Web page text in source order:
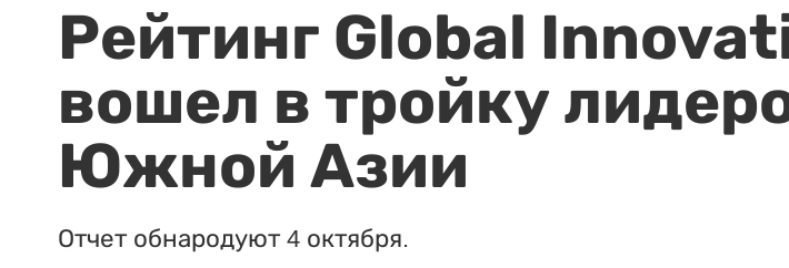
Рейтинг Global
вошел в тройку
Южной Азии
Отчет обнародуют 4 октября.